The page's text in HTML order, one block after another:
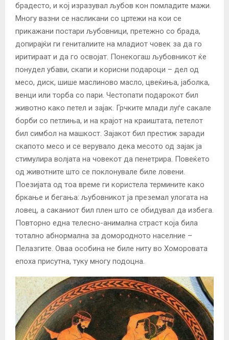
брадесто, и кој изразувал љубов кон помладите мажи.
Многу вазни се насликани со цртежи на кои се
прикажани постари љубовници, претежно со брада,
допирајќи ги гениталиите на младиот човек за да го
иритираат и да го освојат. Понекогаш љубовникот ќе
понудел убави, скапи и корисни подароци – дел од
месо, диск, шише маслиново масло, цвеќиња, јаболка,
венци или торба со пари. Честопати подарокот бил
животно како петел и зајак. Грчките млади луѓе сакале
борби со петлиња, и на крајот на краиштата, петелот
бил симбол на машкост. Зајакот бил престиж заради
скапото месо и се верувало дека месото од зајак ја
стимулира волјата на човекот да пенетрира. Повеќето
од животните што се поклонувале биле ловени.
Поезијата од тоа време ги користела термините како
бркање и бегања: љубовникот ја преземал улогата на
ловец, а саканиот бил плен што се обидувал да избега.
Повторно една телесно-анимална страст која била
тотално абнормална за домородното населние –
Пелазгите. Оваа особина не биле ниту во Хоморовата
епоха присутна, туку многу подоцна.